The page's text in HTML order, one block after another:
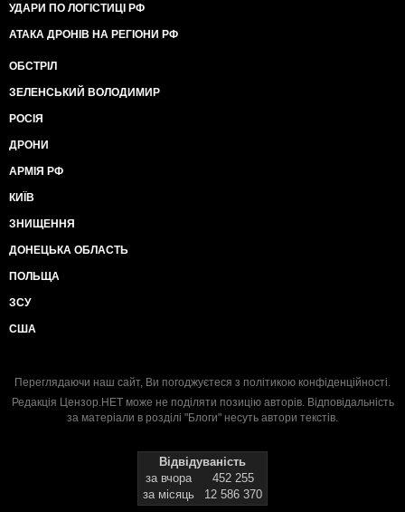
УДАРИ ПО ЛОГІСТИЦІ РФ
АТАКА ДРОНІВ НА РЕГІОНИ РФ
ОБСТРІЛ
ЗЕЛЕНСЬКИЙ ВОЛОДИМИР
РОСІЯ
ДРОНИ
АРМІЯ РФ
КИЇВ
ЗНИЩЕННЯ
ДОНЕЦЬКА ОБЛАСТЬ
ПОЛЬЩА
ЗСУ
США
Переглядаючи наш сайт, Ви погоджуєтеся з політикою конфіденційності.
Редакція Цензор.НЕТ може не поділяти позицію авторів. Відповідальність
за матеріали в розділі "Блоги" несуть автори текстів.
Відвідуваність
за вчора
452 255
за місяць
12 586 370